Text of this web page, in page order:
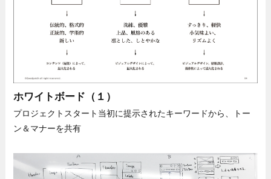
ホワイトボード（１）
プロジェクトスタート当初に提示されたキーワードから、トー
ン＆マナーを共有